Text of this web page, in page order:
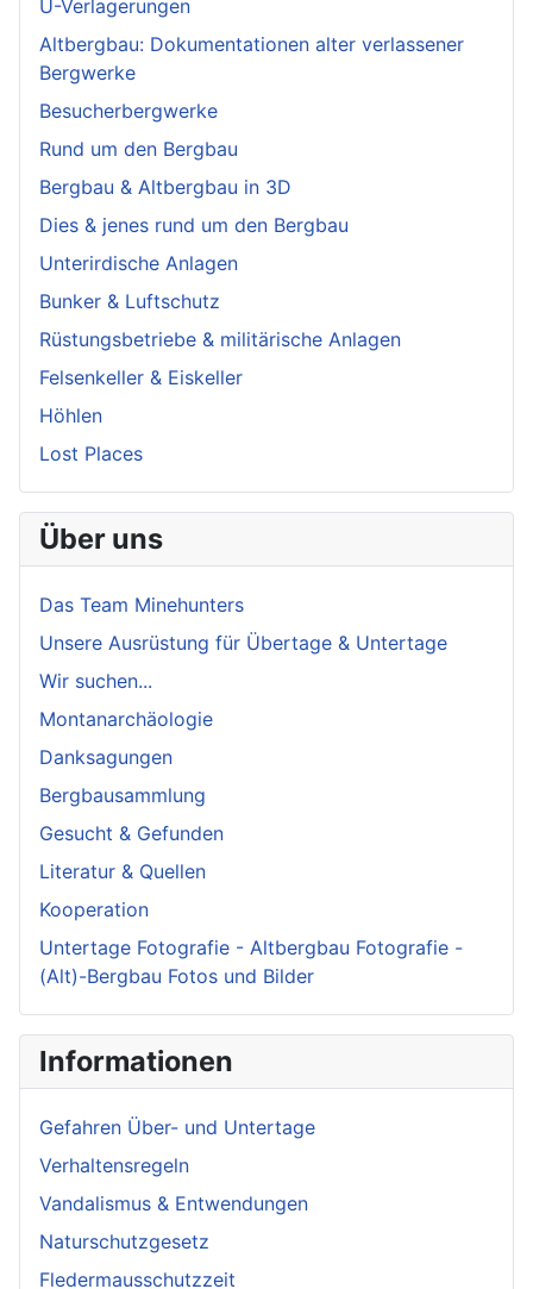
U-Verlagerungen
Altbergbau: Dokumentationen alter verlassener
Bergwerke
Besucherbergwerke
Rund um den Bergbau
Bergbau & Altbergbau in 3D
Dies & jenes rund um den Bergbau
Unterirdische Anlagen
Bunker & Luftschutz
Rüstungsbetriebe & militärische Anlagen
Felsenkeller & Eiskeller
Höhlen
Lost Places
Über uns
Das Team Minehunters
Unsere Ausrüstung für Übertage & Untertage
Wir suchen...
Montanarchäologie
Danksagungen
Bergbausammlung
Gesucht & Gefunden
Literatur & Quellen
Kooperation
Untertage Fotografie - Altbergbau Fotografie -
(Alt)-Bergbau Fotos und Bilder
Informationen
Gefahren Über- und Untertage
Verhaltensregeln
Vandalismus & Entwendungen
Naturschutzgesetz
Fledermausschutzzeit